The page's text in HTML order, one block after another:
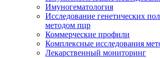
Имуногематология
Исследование генетических
методом пцр
Коммерческие профили
Комплексные исследования
Лекарственный мониторинг